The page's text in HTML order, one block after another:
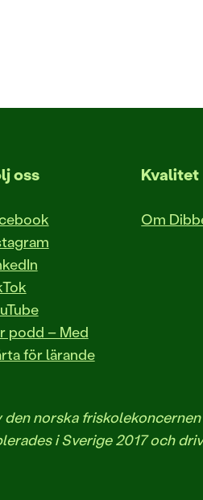
oss
podd – Med
för lärande
Kvalitet
Om
norska
i Sverige 2017 och